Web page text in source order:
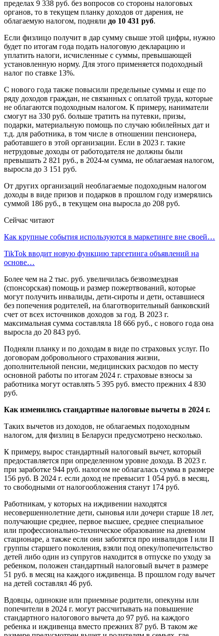
пределах 9 338 руб. без вопросов со стороны налоговых
органов, то в текущем планку доходов от дарения, не
облагаемую налогом, подняли до 10 431 руб.
Если физлицо получит в дар сумму свыше этой цифры, нужно
будет по итогам года подать налоговую декларацию и
уплатить налоги, исчисленные с суммы, превышающей
установленную норму. Для этого применяется подоходный
налог по ставке 13%.
С нового года также повысили предельные суммы и еще по
ряду доходов граждан, не связанных с оплатой труда, которые
не облагаются подоходным налогом. К примеру, наниматели
смогут на 330 руб. больше тратить на путевки, призы,
подарки, материальную помощь по случаю юбилейных дат и
т.д. для работника, в том числе в отношении пенсионера,
работавшего в этой организации. Если в 2023 г. такие
нетрудовые доходы от работодателя не должны были
превышать 2 821 руб., в 2024-м сумма, не облагаемая налогом,
выросла до 3 151 руб.
От других организаций необлагаемые подоходным налогом
доходы в виде призов и подарков в прошлом году измерялись
суммой 186 руб., в текущем она выросла до 208 руб.
Сейчас читают
Как крупные события используются в маркетинге вне своей…
TikTok вводит новую функцию таргетинга объявлений на
основе…
Более чем на 2 тыс. руб. увеличилась безвозмездная
(спонсорская) помощь и размер пожертвований, которые
могут получить инвалиды, дети-сироты и дети, оставшиеся
без попечения родителей, на благотворительный банковский
счет от всех источников доходов за год. В 2023 г.
максимальная сумма составляла 18 666 руб., с нового года она
выросла до 20 843 руб.
Подняли планку и по доходам в виде по страховых услуг. По
договорам добровольного страхования жизни,
дополнительной пенсии, медицинских расходов по месту
основной работы по итогам 2024 г. страховые взносы за
работника могут оставлять 5 395 руб. вместо прежних 4 830
руб.
Как изменились стандартные налоговые вычеты в 2024 г.
Таких вычетов из доходов, не облагаемых подоходным
налогом, для физлиц в Беларуси предусмотрено несколько.
К примеру, вырос стандартный налоговый вычет, который
предоставляется при определенном уровне дохода. В 2023 г.
при заработке 944 руб. налогом не облагалась сумма в размере
156 руб. В 2024 г. если доход не превысит 1 054 руб. в месяц,
то свободными от налогообложения станут 174 руб.
Работникам, у которых на иждивении находятся
несовершеннолетние дети, сыновья или дочери старше 18 лет,
получающие среднее, первое высшее, среднее специальное
или профессионально-техническое образование на дневном
стационаре, а также если они заботятся про инвалидов I или II
группы старшего поколения, взяли под опеку/попечительство
детей либо один из супругов находится в отпуске по уходу за
ребенком, положен стандартный налоговый вычет в размере
51 руб. в месяц на каждого иждивенца. В прошлом году вычет
на детей составлял 46 руб.
Вдовцы, одинокие или приемные родители, опекуны или
попечители в 2024 г. могут рассчитывать на повышение
стандартного налогового вычета до 97 руб. на каждого
ребенка и иждивенца вместо прежних 87 руб. В таком же